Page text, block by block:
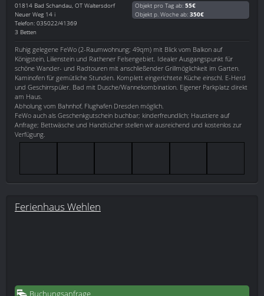
01814 Bad Schandau, OT Waltersdorf
Neuer Weg 14 i
Telefon: 035022/41369
3 Betten
Objekt pro Tag ab: 55€
Objekt p. Woche ab: 350€
Ruhig gelegene FeWo (2-Raumwohnung; 49qm) mit Blick vom Balkon auf
Königstein, Lilienstein und Rathener Felsengebiet. Idealer Ausgangspunkt für
schöne Wander- und Radtouren mit anschließender Grillmöglichkeit im Garten.
Kaminofen für gemütliche Stunden. Komplett eingerichtete Küche einschl. E-Herd
und Geschirrspüler. Bad mit Dusche/Wannekombination. Eigener Parkplatz direkt
am Haus.
Abholung vom Bahnhof, Flughafen Dresden möglich.
FeWo auch als Geschenkgutschein buchbar; kinderfreundlich; Haustiere auf
Anfrage; Bettwäsche und Handtücher stellen wir ausreichend und kostenlos zur
Verfügung.
Ferienhaus Wehlen
Buchungsanfrage